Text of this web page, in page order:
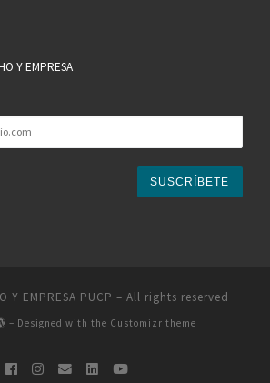
Y EMPRESA
Y EMPRESA PUCP – All rights reserved
– Designed with the Customizr theme